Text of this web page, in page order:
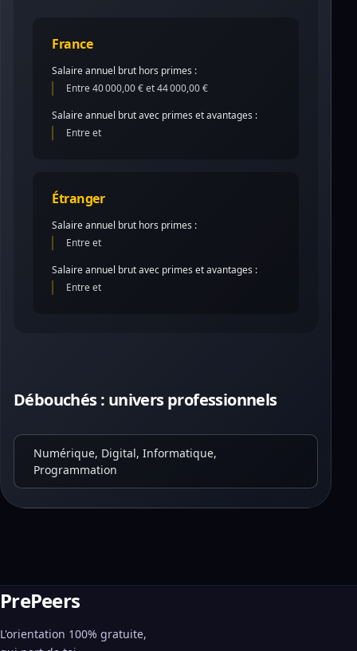
France
Salaire annuel brut hors primes :
Entre 40 000,00 € et 44 000,00 €
Salaire annuel brut avec primes et avantages :
Entre et
Étranger
Salaire annuel brut hors primes :
Entre et
Salaire annuel brut avec primes et avantages :
Entre et
Débouchés : univers professionnels
Numérique, Digital, Informatique,
Programmation
PrePeers
L'orientation 100% gratuite,